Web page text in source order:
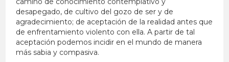
desapegado, de cultivo del gozo de ser y de
agradecimiento; de aceptación de la realidad antes que
de enfrentamiento violento con ella. A partir de tal
aceptación podemos incidir en el mundo de manera
más sabia y compasiva.